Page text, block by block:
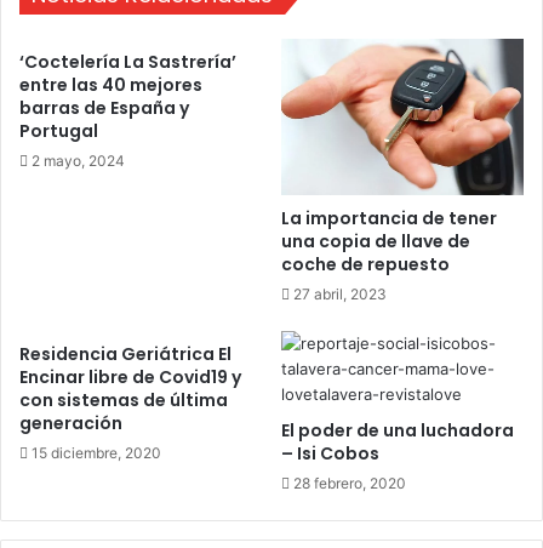
s
e
r
r
o
s
I
e
l
g
‘Coctelería La Sastrería’
entre las 40 mejores
barras de España y
Portugal
2 mayo, 2024
La importancia de tener
una copia de llave de
coche de repuesto
27 abril, 2023
Residencia Geriátrica El
Encinar libre de Covid19 y
con sistemas de última
generación
15 diciembre, 2020
El poder de una luchadora
– Isi Cobos
28 febrero, 2020